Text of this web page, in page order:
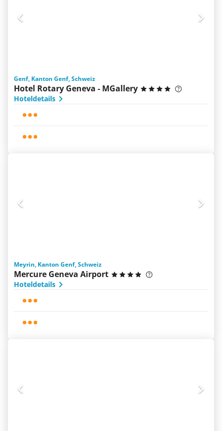
Genf, Kanton Genf, Schweiz
Hotel Rotary Geneva - MGallery
Hoteldetails
Meyrin, Kanton Genf, Schweiz
Mercure Geneva Airport
Hoteldetails